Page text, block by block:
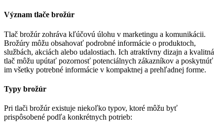
Význam tlače brožúr
Tlač brožúr zohráva kľúčovú úlohu v marketingu a komunikácii.
Brožúry môžu obsahovať podrobné informácie o produktoch,
službách, akciách alebo udalostiach. Ich atraktívny dizajn a kvalitná
tlač môžu upútať pozornosť potenciálnych zákazníkov a poskytnúť
im všetky potrebné informácie v kompaktnej a prehľadnej forme.
Typy brožúr
Pri tlači brožúr existuje niekoľko typov, ktoré môžu byť
prispôsobené podľa konkrétnych potrieb: